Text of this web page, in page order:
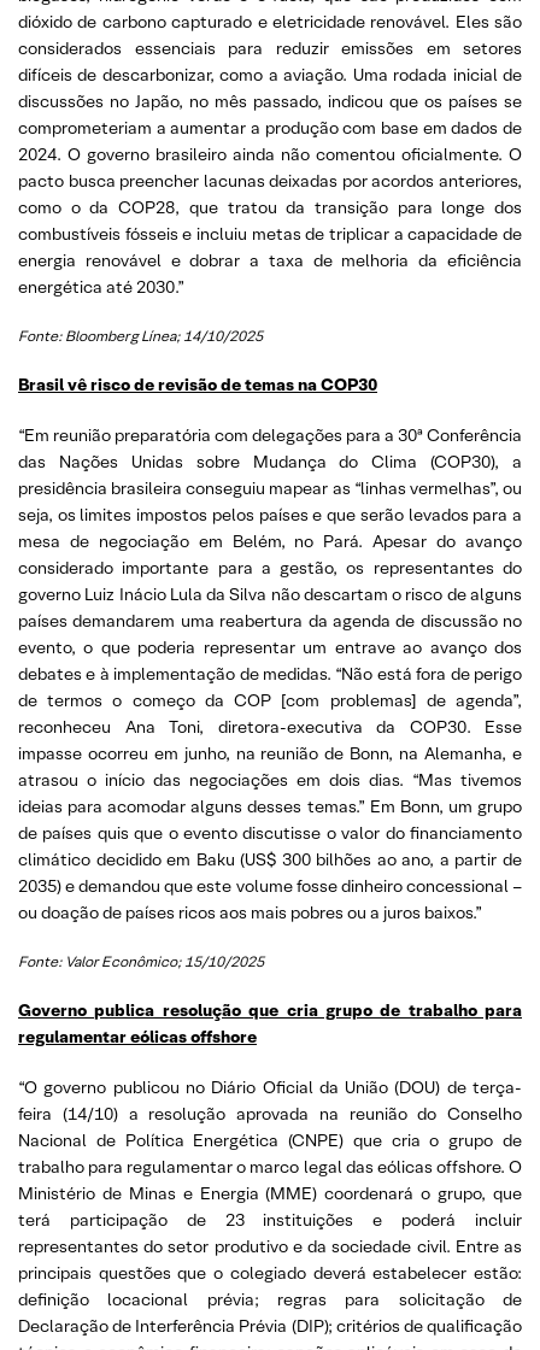
dióxido de carbono capturado e eletricidade renovável. Eles são
considerados essenciais para reduzir emissões em setores
difíceis de descarbonizar, como a aviação. Uma rodada inicial de
discussões no Japão, no mês passado, indicou que os países se
comprometeriam a aumentar a produção com base em dados de
2024. O governo brasileiro ainda não comentou oficialmente. O
pacto busca preencher lacunas deixadas por acordos anteriores,
como o da COP28, que tratou da transição para longe dos
combustíveis fósseis e incluiu metas de triplicar a capacidade de
energia renovável e dobrar a taxa de melhoria da eficiência
energética até 2030.”
Fonte: Bloomberg Línea; 14/10/2025
Brasil vê risco de revisão de temas na COP30
“Em reunião preparatória com delegações para a 30ª Conferência
das Nações Unidas sobre Mudança do Clima (COP30), a
presidência brasileira conseguiu mapear as “linhas vermelhas”, ou
seja, os limites impostos pelos países e que serão levados para a
mesa de negociação em Belém, no Pará. Apesar do avanço
considerado importante para a gestão, os representantes do
governo Luiz Inácio Lula da Silva não descartam o risco de alguns
países demandarem uma reabertura da agenda de discussão no
evento, o que poderia representar um entrave ao avanço dos
debates e à implementação de medidas. “Não está fora de perigo
de termos o começo da COP [com problemas] de agenda”,
reconheceu Ana Toni, diretora-executiva da COP30. Esse
impasse ocorreu em junho, na reunião de Bonn, na Alemanha, e
atrasou o início das negociações em dois dias. “Mas tivemos
ideias para acomodar alguns desses temas.” Em Bonn, um grupo
de países quis que o evento discutisse o valor do financiamento
climático decidido em Baku (US$ 300 bilhões ao ano, a partir de
2035) e demandou que este volume fosse dinheiro concessional –
ou doação de países ricos aos mais pobres ou a juros baixos.”
Fonte: Valor Econômico; 15/10/2025
Governo publica resolução que cria grupo de trabalho para
regulamentar eólicas offshore
“O governo publicou no Diário Oficial da União (DOU) de terça-
feira (14/10) a resolução aprovada na reunião do Conselho
Nacional de Política Energética (CNPE) que cria o grupo de
trabalho para regulamentar o marco legal das eólicas offshore. O
Ministério de Minas e Energia (MME) coordenará o grupo, que
terá participação de 23 instituições e poderá incluir
representantes do setor produtivo e da sociedade civil. Entre as
principais questões que o colegiado deverá estabelecer estão:
definição locacional prévia; regras para solicitação de
Declaração de Interferência Prévia (DIP); critérios de qualificação